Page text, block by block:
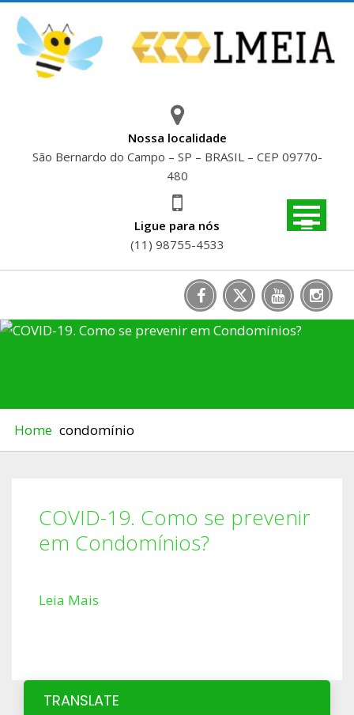
content
Nossa localidade
São Bernardo do Campo – SP – BRASIL – CEP 09770-
480
Ligue para nós
(11) 98755-4533
Home condomínio
COVID-19. Como se prevenir
em Condomínios?
Leia Mais
TRANSLATE